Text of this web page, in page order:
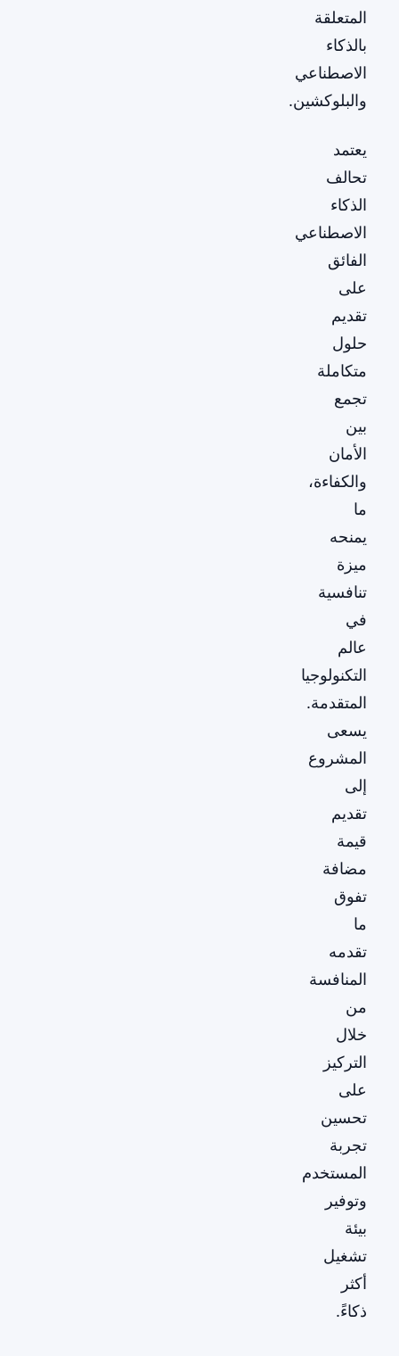
المتعلقة
بالذكاء
الاصطناعي
والبلوكشين.
يعتمد
تحالف
الذكاء
الاصطناعي
الفائق
على
تقديم
حلول
متكاملة
تجمع
بين
الأمان
والكفاءة،
ما
يمنحه
ميزة
تنافسية
في
عالم
التكنولوجيا
المتقدمة.
يسعى
المشروع
إلى
تقديم
قيمة
مضافة
تفوق
ما
تقدمه
المنافسة
من
خلال
التركيز
على
تحسين
تجربة
المستخدم
وتوفير
بيئة
تشغيل
أكثر
ذكاءً.